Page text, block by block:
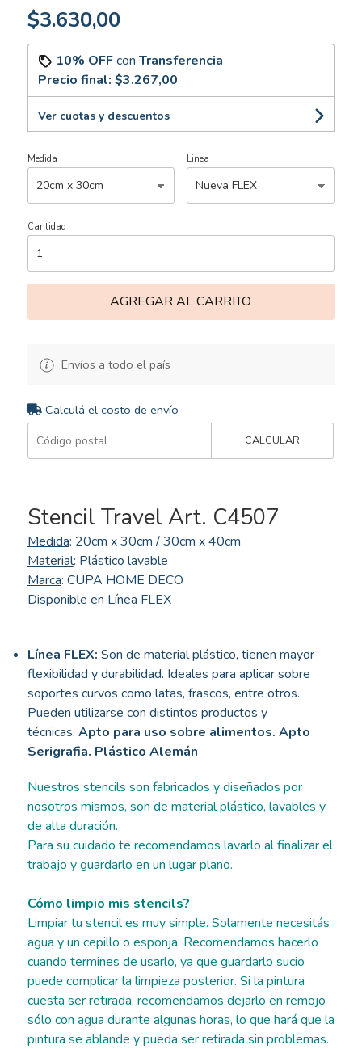
$3.630,00
10% OFFcon Transferencia
Precio final: $3.267,00
Ver cuotas y descuentos
Medida Linea
Cantidad
AGREGAR AL CARRITO
Envíos a todo el país
Calculá el costo de envío
CALCULAR
Stencil Travel Art. C4507
Medida: 20cm x 30cm / 30cm x 40cm
Material: Plástico lavable
Marca: CUPA HOME DECO
Disponible en Línea FLEX
Línea FLEX: Son de material plástico, tienen mayor
flexibilidad y durabilidad. Ideales para aplicar sobre
soportes curvos como latas, frascos, entre otros.
Pueden utilizarse con distintos productos y
técnicas. Apto para uso sobre alimentos. Apto
Serigrafia. Plástico Alemán
Nuestros stencils son fabricados y diseñados por
nosotros mismos, son de material plástico, lavables y
de alta duración.
Para su cuidado te recomendamos lavarlo al finalizar el
trabajo y guardarlo en un lugar plano.
Cómo limpio mis stencils?
Limpiar tu stencil es muy simple. Solamente necesitás
agua y un cepillo o esponja. Recomendamos hacerlo
cuando termines de usarlo, ya que guardarlo sucio
puede complicar la limpieza posterior. Si la pintura
cuesta ser retirada, recomendamos dejarlo en remojo
sólo con agua durante algunas horas, lo que hará que la
pintura se ablande y pueda ser retirada sin problemas.